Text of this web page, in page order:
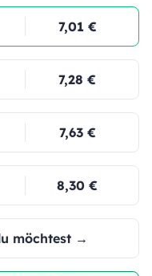
7,01 €
7,28 €
7,63 €
8,30 €
möchtest →